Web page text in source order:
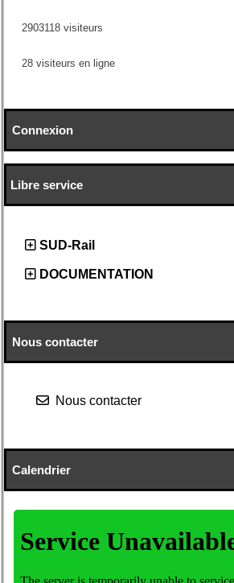
2903118 visiteurs
28 visiteurs en ligne
Connexion
Libre service
SUD-Rail
DOCUMENTATION
Nous contacter
Nous contacter
Calendrier